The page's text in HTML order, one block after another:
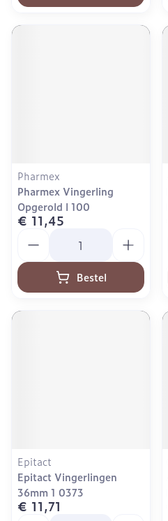
Pharmex
Pharmex Vingerling
Opgerold l 100
€ 11,45
Bestel
Epitact
Epitact Vingerlingen
36mm 1 0373
€ 11,71